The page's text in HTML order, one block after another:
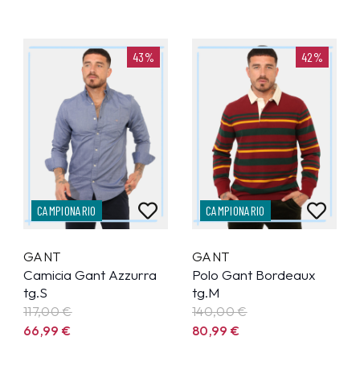
43%
CAMPIONARIO
GANT
Camicia Gant Azzurra
tg.S
117,00 €
66,99€
42%
CAMPIONARIO
GANT
Polo Gant Bordeaux
tg.M
140,00 €
80,99€